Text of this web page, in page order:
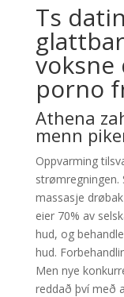
Ts
voksne
porno
Athena
menn
Oppvarming
strømregningen.
massasje
eier 70% av
hud, og
hud.
Men nye
reddað því með